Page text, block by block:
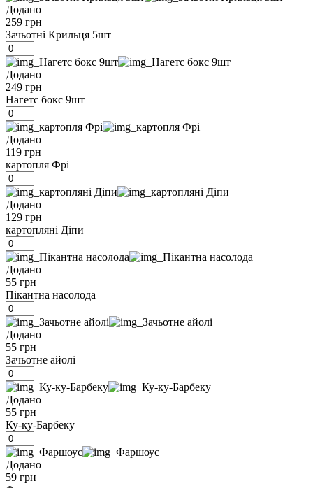
Додано
259 грн
Зачьотні Крильця 5шт
Додано
249 грн
Нагетс бокс 9шт
Додано
119 грн
картопля Фрі
Додано
129 грн
картопляні Діпи
Додано
55 грн
Пікантна насолода
Додано
55 грн
Зачьотне айолі
Додано
55 грн
Ку-ку-Барбеку
Додано
59 грн